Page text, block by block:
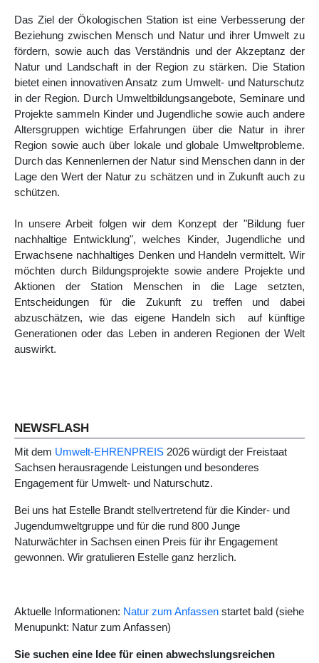
Das Ziel der Ökologischen Station ist eine Verbesserung der
Beziehung zwischen Mensch und Natur und ihrer Umwelt zu
fördern, sowie auch das Verständnis und der Akzeptanz der
Natur und Landschaft in der Region zu stärken. Die Station
bietet einen innovativen Ansatz zum Umwelt- und Naturschutz
in der Region. Durch Umweltbildungsangebote, Seminare und
Projekte sammeln Kinder und Jugendliche sowie auch andere
Altersgruppen wichtige Erfahrungen über die Natur in ihrer
Region sowie auch über lokale und globale Umweltprobleme.
Durch das Kennenlernen der Natur sind Menschen dann in der
Lage den Wert der Natur zu schätzen und in Zukunft auch zu
schützen.
In unsere Arbeit folgen wir dem Konzept der "Bildung fuer
nachhaltige Entwicklung", welches Kinder, Jugendliche und
Erwachsene nachhaltiges Denken und Handeln vermittelt. Wir
möchten durch Bildungsprojekte sowie andere Projekte und
Aktionen der Station Menschen in die Lage setzten,
Entscheidungen für die Zukunft zu treffen und dabei
abzuschätzen, wie das eigene Handeln sich auf künftige
Generationen oder das Leben in anderen Regionen der Welt
auswirkt.
NEWSFLASH
Mit dem Umwelt-EHRENPREIS 2026 würdigt der Freistaat
Sachsen herausragende Leistungen und besonderes
Engagement für Umwelt- und Naturschutz.
Bei uns hat Estelle Brandt stellvertretend für die Kinder- und
Jugendumweltgruppe und für die rund 800 Junge
Naturwächter in Sachsen einen Preis für ihr Engagement
gewonnen. Wir gratulieren Estelle ganz herzlich.
Aktuelle Informationen: Natur zum Anfassen startet bald (siehe
Menupunkt: Natur zum Anfassen)
Sie suchen eine Idee für einen abwechslungsreichen